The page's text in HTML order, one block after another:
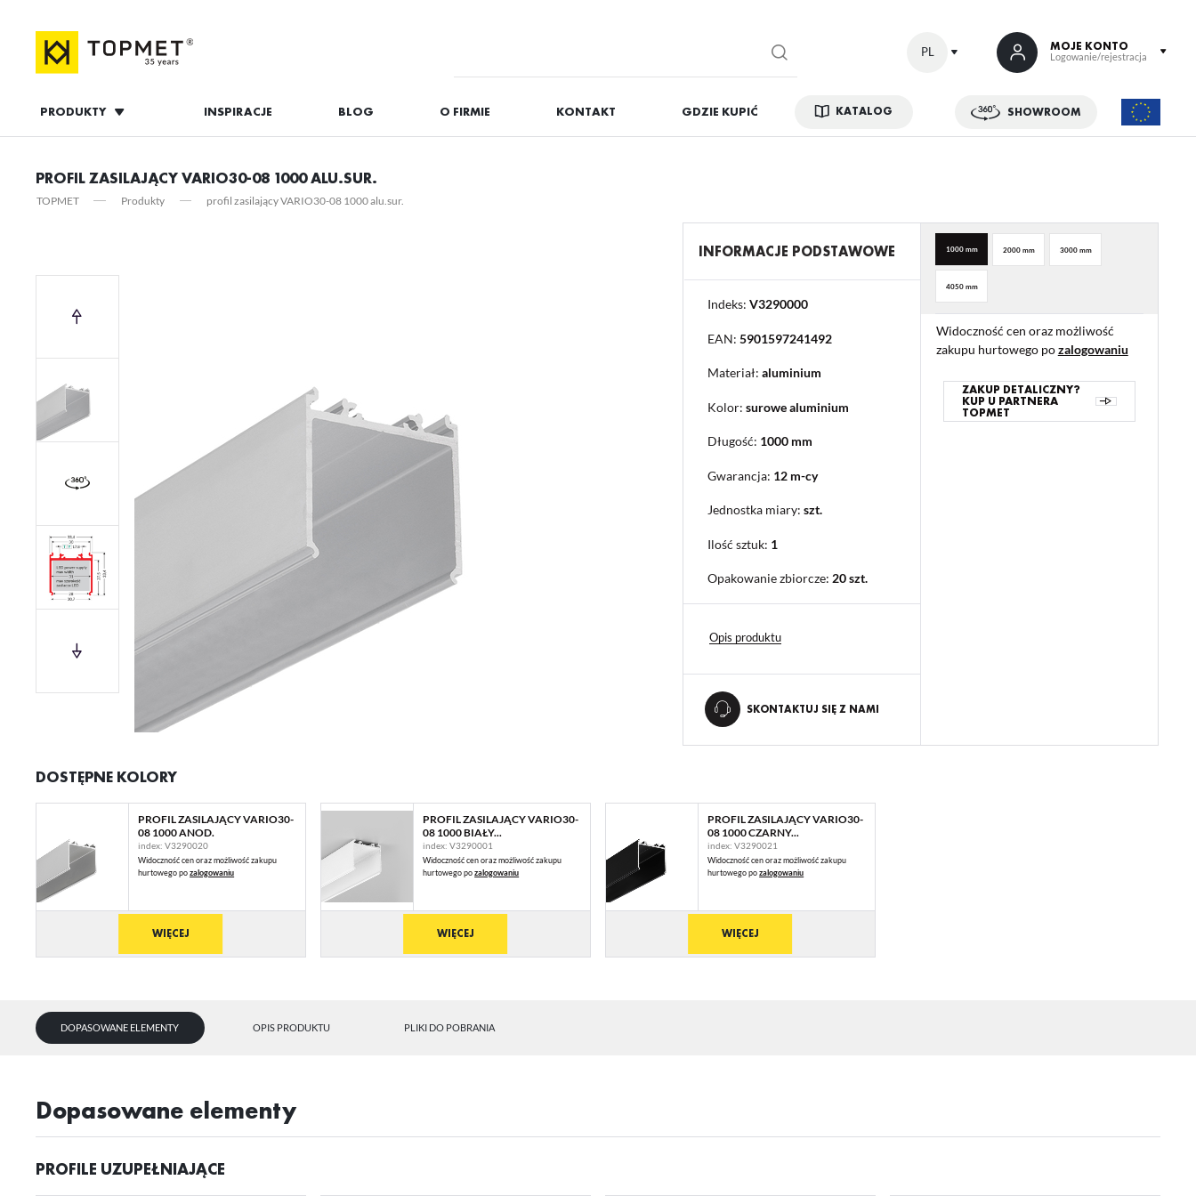
PL MOJE KONTO
Logowanie/rejestracja
PRODUKTY INSPIRACJE BLOG O FIRMIE KONTAKT GDZIE KUPIĆ KATALOG SHOWROOM
brak konieczności wprowadzania swoich danych przy kolejnych zakupach
PROFIL ZASILAJĄCY VARIO30-08 1000 ALU.SUR.
TOPMET Produkty profil zasilający VARIO30-08 1000 alu.sur.
INFORMACJE PODSTAWOWE
Indeks: V3290000
EAN: 5901597241492
Materiał: aluminium
Kolor: surowe aluminium
Długość: 1000 mm
Gwarancja: 12 m-cy
Jednostka miary: szt.
Ilość sztuk: 1
Opakowanie zbiorcze: 20 szt.
Opis produktu
SKONTAKTUJ SIĘ Z NAMI
1000 mm 2000 mm 3000 mm
4050 mm
Widoczność cen oraz możliwość
zakupu hurtowego pozalogowaniu
ZAKUP DETALICZNY?
KUP U PARTNERA
TOPMET
DOSTĘPNE KOLORY
PROFIL ZASILAJĄCY VARIO30-
08 1000 ANOD.
index: V3290020
Widoczność cen oraz możliwość zakupu
hurtowego pozalogowaniu
WIĘCEJ
PROFIL ZASILAJĄCY VARIO30-
08 1000 BIAŁY...
index: V3290001
Widoczność cen oraz możliwość zakupu
hurtowego pozalogowaniu
WIĘCEJ
PROFIL ZASILAJĄCY VARIO30-
08 1000 CZARNY...
index: V3290021
Widoczność cen oraz możliwość zakupu
hurtowego pozalogowaniu
WIĘCEJ
DOPASOWANE ELEMENTY OPIS PRODUKTU PLIKI DO POBRANIA
dopasowane elementy
PROFILE UZUPEŁNIAJĄCE